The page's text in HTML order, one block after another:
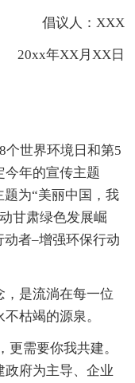
倡议人：XXX
年XX月XX日
个世界环境日和第5
今年的宣传主题
题为“美丽中国，我
甘肃绿色发展崛
动者–增强环保行动
，是流淌在每一位
枯竭的源泉。
更需要你我共建。
政府为主导、企业